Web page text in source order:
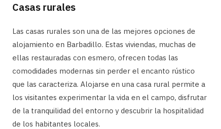
Casas rurales
Las casas rurales son una de las mejores opciones de
alojamiento en Barbadillo. Estas viviendas, muchas de
ellas restauradas con esmero, ofrecen todas las
comodidades modernas sin perder el encanto rústico
que las caracteriza. Alojarse en una casa rural permite a
los visitantes experimentar la vida en el campo, disfrutar
de la tranquilidad del entorno y descubrir la hospitalidad
de los habitantes locales.